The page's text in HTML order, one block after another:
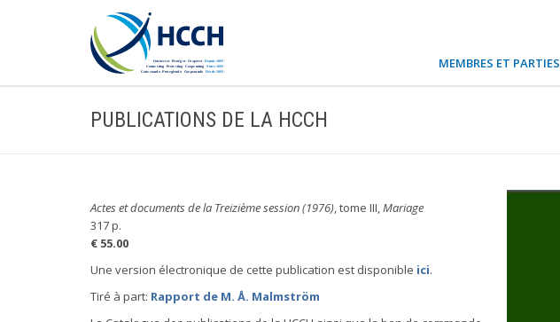
MEMBRES ET PARTIES
PUBLICATIONS DE LA HCCH
Actes et documents de la Treizième session (1976), tome III,Mariage
317 p.
€ 55.00
Une version électronique de cette publication est disponible ici.
Tiré à part: Rapport de M. Å. Malmström